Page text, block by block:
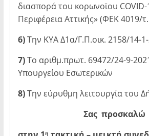
διασπορά του κορωνοϊου
Περιφέρεια Αττικής» (ΦΕΚ 4019/
6)Την ΚΥΑ Δ1α/Γ.Π.οικ. 2158/14-
7)Το αριθμ.πρωτ. 69472/24-9-
Υπουργείου Εσωτερικών
8)Την εύρυθμη λειτουργία του
Σας προσκαλώ
η